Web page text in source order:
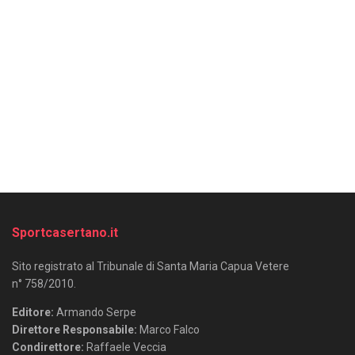
Sportcasertano.it
Sito registrato al Tribunale di Santa Maria Capua Vetere
n° 758/2010.
Editore: Armando Serpe
Direttore Responsabile: Marco Falco
Condirettore: Raffaele Veccia